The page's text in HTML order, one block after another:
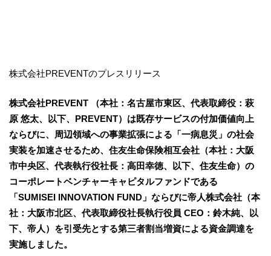
株式会社PREVENTのプレスリリース
株式会社PREVENT （本社：名古屋市東区、代表取締役：萩
原 悠太、以下、PREVENT）は既存サービスの付加価値向上
ならびに、周辺領域への事業拡張による「一病息災」の社会
実装を加速させるため、住友生命保険相互会社（本社：大阪
市中央区、代表執行役社長：高田幸徳、以下、住友生命）の
コーポレートベンチャーキャピタルファンドである
「SUMISEI INNOVATION FUND」ならびに帝人株式会社（本
社：大阪市北区、代表取締役社長執行役員 CEO：鈴木純、以
下、帝人）を引受先とする第三者割当増資による資金調達を
実施しました。